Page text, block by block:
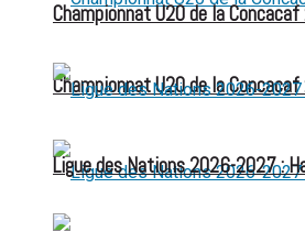
Championnat U20 de la
Championnat U20 de la
Ligue des Nations 2026-2027 :